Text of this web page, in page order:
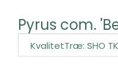
Pyrus com.